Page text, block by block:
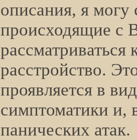
описания, я могу
происходящие с
рассматриваться
расстройство.
проявляется в
симптоматики и,
панических атак.